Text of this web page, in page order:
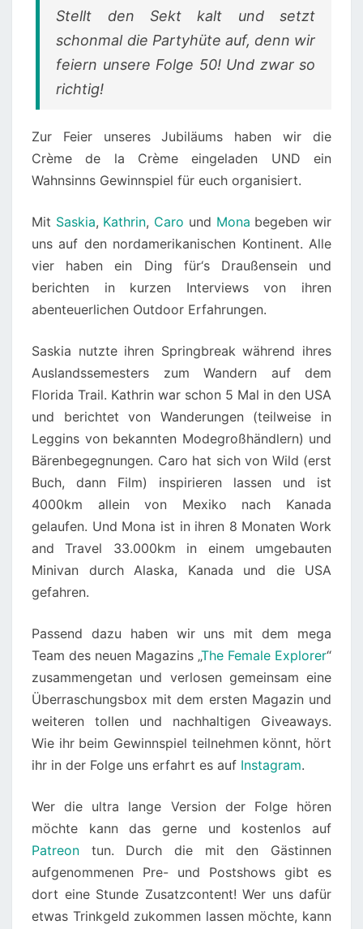
Stellt den Sekt kalt und setzt
schonmal die Partyhüte auf, denn wir
feiern unsere Folge 50! Und zwar so
richtig!
Zur Feier unseres Jubiläums haben wir die
Crème de la Crème eingeladen UND ein
Wahnsinns Gewinnspiel für euch organisiert.
Mit Saskia, Kathrin, Caro und Mona begeben wir
uns auf den nordamerikanischen Kontinent. Alle
vier haben ein Ding für‘s Draußensein und
berichten in kurzen Interviews von ihren
abenteuerlichen Outdoor Erfahrungen.
Saskia nutzte ihren Springbreak während ihres
Auslandssemesters zum Wandern auf dem
Florida Trail. Kathrin war schon 5 Mal in den USA
und berichtet von Wanderungen (teilweise in
Leggins von bekannten Modegroßhändlern) und
Bärenbegegnungen. Caro hat sich von Wild (erst
Buch, dann Film) inspirieren lassen und ist
4000km allein von Mexiko nach Kanada
gelaufen. Und Mona ist in ihren 8 Monaten Work
and Travel 33.000km in einem umgebauten
Minivan durch Alaska, Kanada und die USA
gefahren.
Passend dazu haben wir uns mit dem mega
Team des neuen Magazins „The Female Explorer“
zusammengetan und verlosen gemeinsam eine
Überraschungsbox mit dem ersten Magazin und
weiteren tollen und nachhaltigen Giveaways.
Wie ihr beim Gewinnspiel teilnehmen könnt, hört
ihr in der Folge uns erfahrt es auf Instagram.
Wer die ultra lange Version der Folge hören
möchte kann das gerne und kostenlos auf
Patreon tun. Durch die mit den Gästinnen
aufgenommenen Pre- und Postshows gibt es
dort eine Stunde Zusatzcontent! Wer uns dafür
etwas Trinkgeld zukommen lassen möchte, kann